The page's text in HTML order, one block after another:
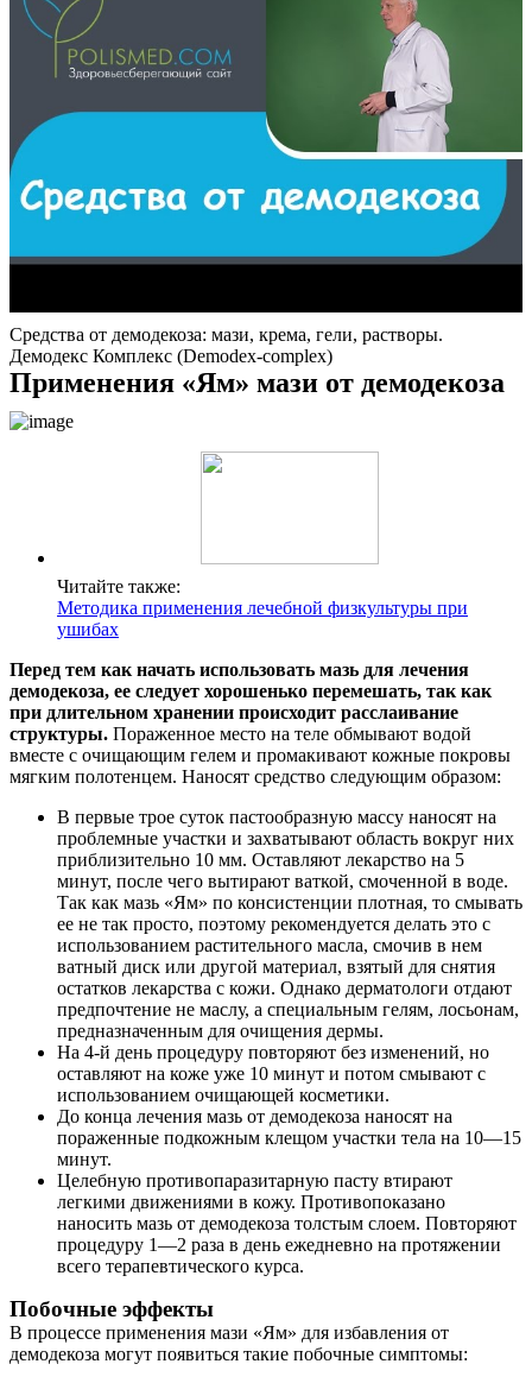
Средства от демодекоза: мази, крема, гели, растворы.
Демодекс Комплекс (Demodex-complex)
Применения «Ям» мази от демодекоза
Читайте также:
Методика применения лечебной физкультуры при
ушибах
Перед тем как начать использовать мазь для лечения
демодекоза, ее следует хорошенько перемешать, так как
при длительном хранении происходит расслаивание
структуры. Пораженное место на теле обмывают водой
вместе с очищающим гелем и промакивают кожные покровы
мягким полотенцем. Наносят средство следующим образом:
В первые трое суток пастообразную массу наносят на
проблемные участки и захватывают область вокруг них
приблизительно 10 мм. Оставляют лекарство на 5
минут, после чего вытирают ваткой, смоченной в воде.
Так как мазь «Ям» по консистенции плотная, то смывать
ее не так просто, поэтому рекомендуется делать это с
использованием растительного масла, смочив в нем
ватный диск или другой материал, взятый для снятия
остатков лекарства с кожи. Однако дерматологи отдают
предпочтение не маслу, а специальным гелям, лосьонам,
предназначенным для очищения дермы.
На 4-й день процедуру повторяют без изменений, но
оставляют на коже уже 10 минут и потом смывают с
использованием очищающей косметики.
До конца лечения мазь от демодекоза наносят на
пораженные подкожным клещом участки тела на 10—15
минут.
Целебную противопаразитарную пасту втирают
легкими движениями в кожу. Противопоказано
наносить мазь от демодекоза толстым слоем. Повторяют
процедуру 1—2 раза в день ежедневно на протяжении
всего терапевтического курса.
Побочные эффекты
В процессе применения мази «Ям» для избавления от
демодекоза могут появиться такие побочные симптомы: